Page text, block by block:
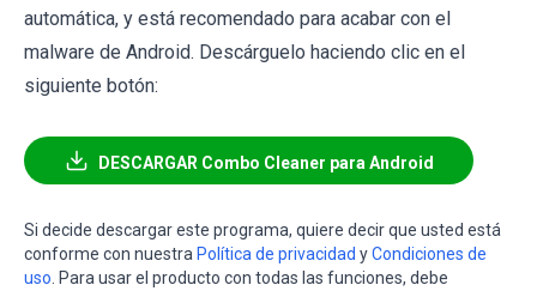
automática, y está recomendado para acabar con el
malware de Android. Descárguelo haciendo clic en el
siguiente botón:
DESCARGAR Combo Cleaner para Android
Si decide descargar este programa, quiere decir que usted está
conforme con nuestra Política de privacidad yCondiciones de
uso. Para usar el producto con todas las funciones, debe